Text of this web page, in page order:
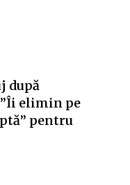
după
elimin pe
pentru